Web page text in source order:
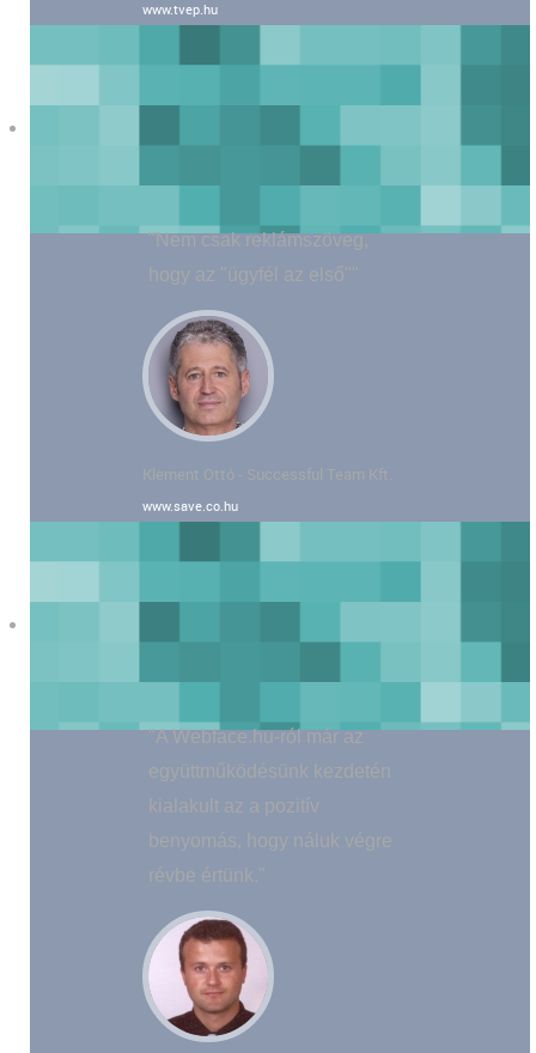
www.tvep.hu
"Nem csak reklámszöveg,
hogy az "ügyfél az első""
Klement Ottó - Successful Team Kft.
www.save.co.hu
"A Webface.hu-ról már az
együttműködésünk kezdetén
kialakult az a pozitív
benyomás, hogy náluk végre
révbe értünk."